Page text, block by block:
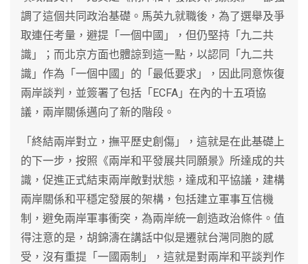
調了這個共同政治基礎。馬英九就職後，為了選舉及爭
取連任考量，避提「一個中國」，但仍堅持「九二共
識」；而北京方面也體諒到這一點，以認同「九二共
識」作為「一個中國」的「最低要求」，因此同意恢復
兩岸談判，並簽署了包括「ECFA」在內的十五項協
議，兩岸關係邁向了新的階段。
「終結兩岸對立，撫平歷史創傷」，這就是在此基礎上
的下一步，按照《兩岸和平發展共同願景》所達成的共
識，促進正式結束兩岸敵對狀態，達成和平協議，建構
兩岸關係和平穩定發展的架構，包括建立軍事互信機
制，避免兩岸軍事衝突，為兩岸統一創造政治條件。值
得注意的是，胡錦濤在講話中似是遷就台灣同胞的感
受，沒有重提「一國兩制」，這就是對兩岸和平談判作